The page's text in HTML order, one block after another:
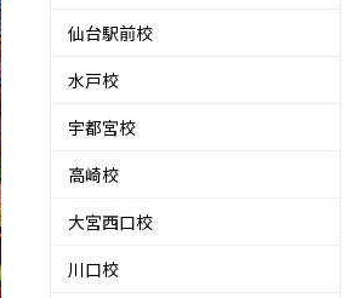
仙台駅前校
水戸校
宇都宮校
高崎校
大宮西口校
川口校